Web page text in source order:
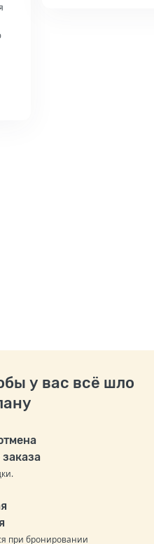
у вас всё шло
при бронировании